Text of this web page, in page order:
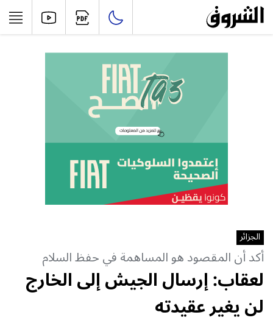
الجزائر
أكد أن المقصود هو المساهمة في حفظ السلام
لعقاب: إرسال الجيش إلى الخارج
لن يغير عقيدته